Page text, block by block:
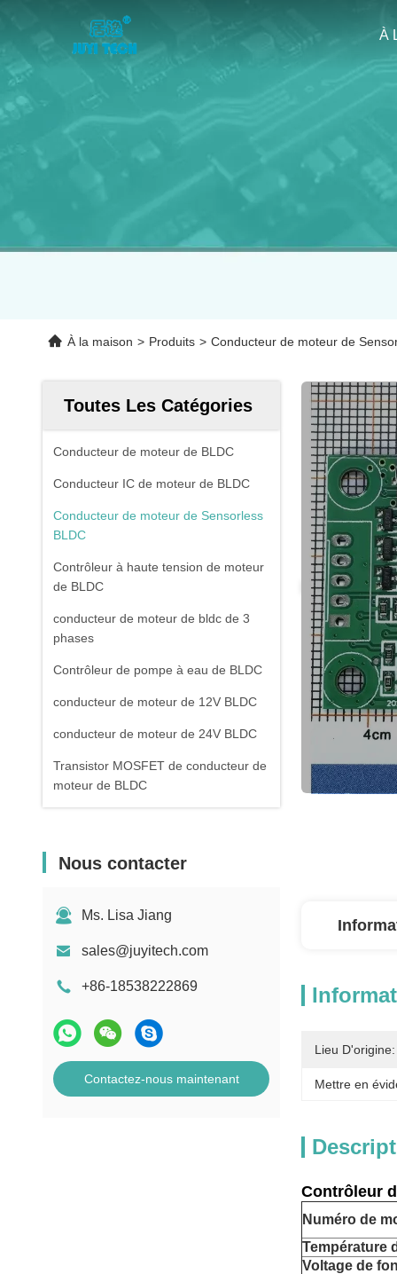
À
À la maison > Produits > Conducteur de moteur de
Toutes Les Catégories
Conducteur de moteur de BLDC
Conducteur IC de moteur de BLDC
Conducteur de moteur de Sensorless
BLDC
Contrôleur à haute tension de moteur
de BLDC
conducteur de moteur de bldc de 3
phases
Contrôleur de pompe à eau de BLDC
conducteur de moteur de 12V BLDC
conducteur de moteur de 24V BLDC
Transistor MOSFET de conducteur de
moteur de BLDC
Nous contacter
Ms. Lisa Jiang
sales@juyitech.com
+86-18538222869
Contactez-nous maintenant
Lieu D'origine:
Mettre en
Contrôleur
Numéro de
Température
Voltage de